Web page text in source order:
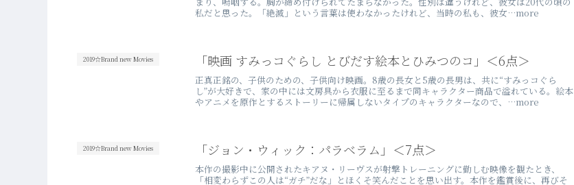
私だと思った。「絶滅」という言葉は使わなかったけれど、当時の私も、彼女…more
2019☆Brand new Movies 「映画 すみっコぐらし とびだす絵本とひみつのコ」＜6点＞
正真正銘の、子供のための、子供向け映画。8歳の長女と5歳の長男は、共に“すみっコぐら
し”が大好きで、家の中には文房具から衣服に至るまで同キャラクター商品で溢れている。絵本
やアニメを原作とするストーリーに帰属しないタイプのキャラクターなので、…more
2019☆Brand new Movies 「ジョン・ウィック：パラベラム」＜7点＞
本作の撮影中に公開されたキアヌ・リーヴスが射撃トレーニングに勤しむ映像を観たとき、
「相変わらずこの人は“ガチ”だな」とほくそ笑んだことを思い出す。本作を鑑賞後に、再びそ